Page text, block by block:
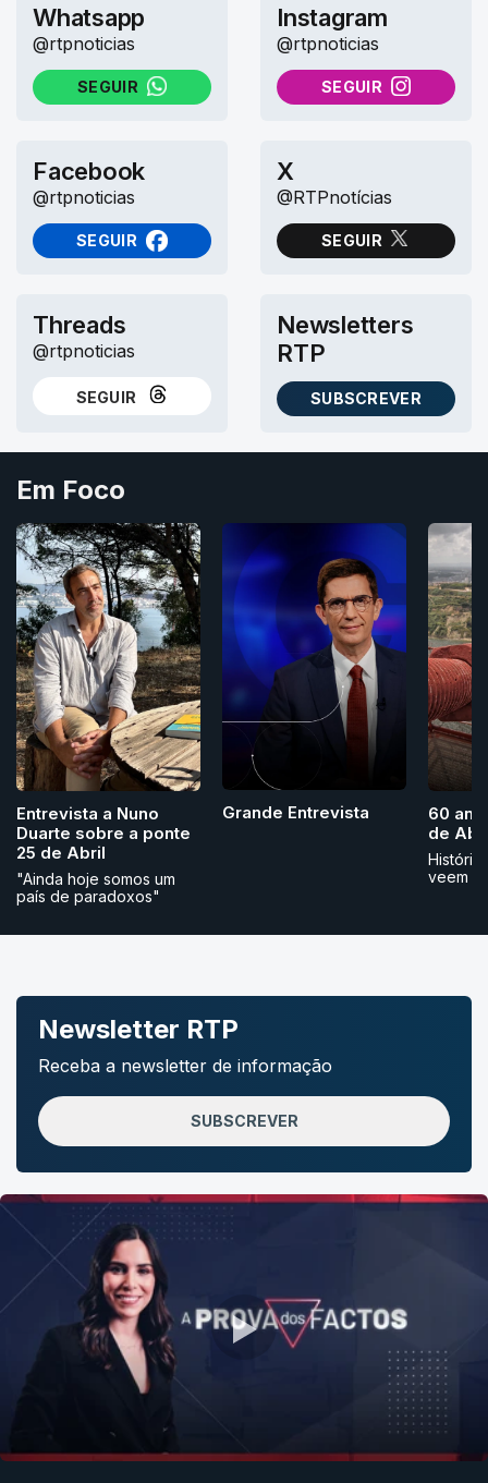
Whatsapp
@rtpnoticias
SEGUIR
NO WHATSAPP
Instagram
@rtpnoticias
SEGUIR
NO INSTAGRAM
Facebook
@rtpnoticias
SEGUIR
NO FACEBOOK
X
@RTPnotícias
SEGUIR
NO X (TWITTER)
Threads
@rtpnoticias
SEGUIR
NO THREADS
Newsletters
RTP
SUBSCREVER
AS NEWSLETTERS RTP
Em Foco
Entrevista a Nuno
Duarte sobre a ponte
25 de Abril
"Ainda hoje somos um
país de paradoxos"
Grande Entrevista
60
de
veem
Newsletter RTP
Receba a newsletter de informação
SUBSCREVER